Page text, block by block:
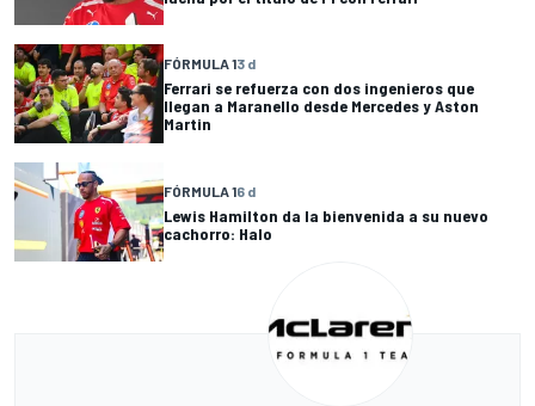
FÓRMULA 13 d
Ferrari se refuerza con dos ingenieros que
llegan a Maranello desde Mercedes y Aston
Martin
FÓRMULA 16 d
Lewis Hamilton da la bienvenida a su nuevo
cachorro: Halo